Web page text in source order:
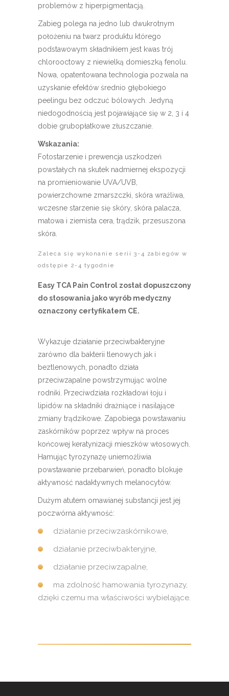
problemów z hiperpigmentacją.
Zabieg polega na jedno lub dwukrotnym
położeniu na twarz produktu którego
podstawowym składnikiem jest kwas trój
chlorooctowy z niewielką domieszką fenolu.
Nowa, opatentowana technologia pozwala na
uzyskanie efektów średnio głębokiego
peelingu bez odczuć bólowych. Jedyną
niedogodnością jest pojawiające się w 2, 3 i 4
dobie grubopłatkowe złuszczanie.
Wskazania:
Fotostarzenie i prewencja uszkodzeń
powstałych na skutek nadmiernej ekspozycji
na promieniowanie UVA/UVB,
powierzchowne zmarszczki, skóra wrażliwa,
wczesne starzenie się skóry, skóra palacza,
matowa i ziemista cera, trądzik, przesuszona
skóra.
Zaleca się wykonanie serii 3-4 zabiegów w
odstępie 2-4 tygodnie
Easy TCA Pain Control został dopuszczony
do stosowania jako wyrób medyczny
oznaczony certyfikatem CE.
Wykazuje działanie przeciwbakteryjne
zarówno dla bakterii tlenowych jak i
beztlenowych, ponadto działa
przeciwzapalne powstrzymując wolne
rodniki. Przeciwdziała rozkładowi łoju i
lipidów na składniki drażniące i nasilające
zmiany trądzikowe. Zapobiega powstawaniu
zaskórników poprzez wpływ na proces
końcowej keratynizacji mieszków włosowych.
Hamując tyrozynazę uniemożliwia
powstawanie przebarwień, ponadto blokuje
aktywność nadaktywnych melanocytów.
Dużym atutem omawianej substancji jest jej
poczwórna aktywność:
działanie przeciwzaskórnikowe,
działanie przeciwbakteryjne,
działanie przeciwzapalne,
ma zdolność hamowania tyrozynazy,
dzięki czemu ma właściwości wybielające.